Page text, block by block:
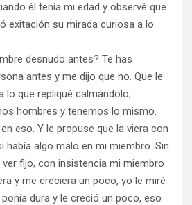
él tenía mi edad y observé que
exitación su mirada curiosa a lo
desnudo antes? Te has
antes y me dijo que no. Que le
lo que repliqué calmándolo;
hombres y tenemos lo mismo.
eso. Y le propuse que la viera con
había algo malo en mi miembro. Sin
fijo, con insistencia mi miembro
y me creciera un poco, yo le miré
dura y le creció un poco, eso